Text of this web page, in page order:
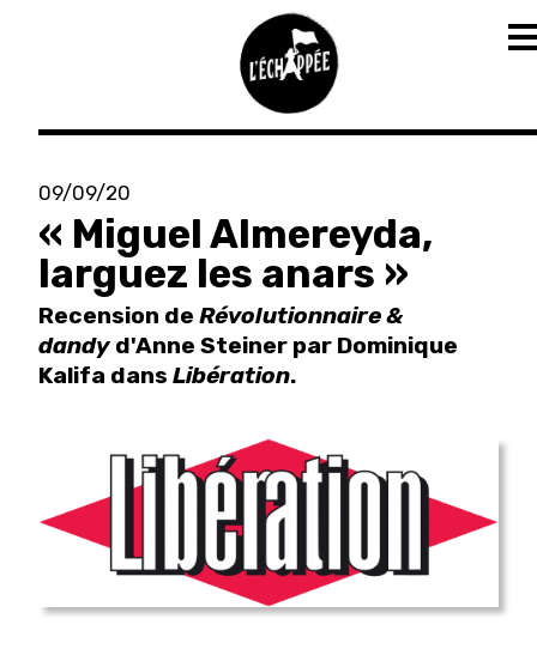
Aller
contenu
principal
09/09/20
« Miguel Almereyda,
larguez les anars »
Recension de Révolutionnaire &
dandy d'Anne Steiner par Dominique
Kalifa dans Libération.